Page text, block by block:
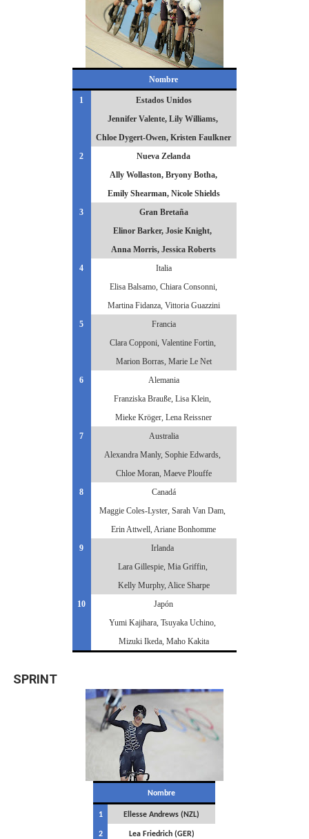
Nombre
1
Estados Unidos
Jennifer Valente, Lily Williams,
Chloe Dygert-Owen, Kristen Faulkner
2
Nueva Zelanda
Ally Wollaston, Bryony Botha,
Emily Shearman, Nicole Shields
3
Gran Bretaña
Elinor Barker, Josie Knight,
Anna Morris, Jessica Roberts
4
Italia
Elisa Balsamo, Chiara Consonni,
Martina Fidanza, Vittoria Guazzini
5
Francia
Clara Copponi, Valentine Fortin,
Marion Borras, Marie Le Net
6
Alemania
Franziska Brauße, Lisa Klein,
Mieke Kröger, Lena Reissner
7
Australia
Alexandra Manly, Sophie Edwards,
Chloe Moran, Maeve Plouffe
8
Canadá
Maggie Coles-Lyster, Sarah Van Dam,
Erin Attwell, Ariane Bonhomme
9
Irlanda
Lara Gillespie, Mia Griffin,
Kelly Murphy, Alice Sharpe
10
Japón
Yumi Kajihara, Tsuyaka Uchino,
Mizuki Ikeda, Maho Kakita
SPRINT
Nombre
1 Ellesse Andrews (NZL)
2 Lea Friedrich (GER)